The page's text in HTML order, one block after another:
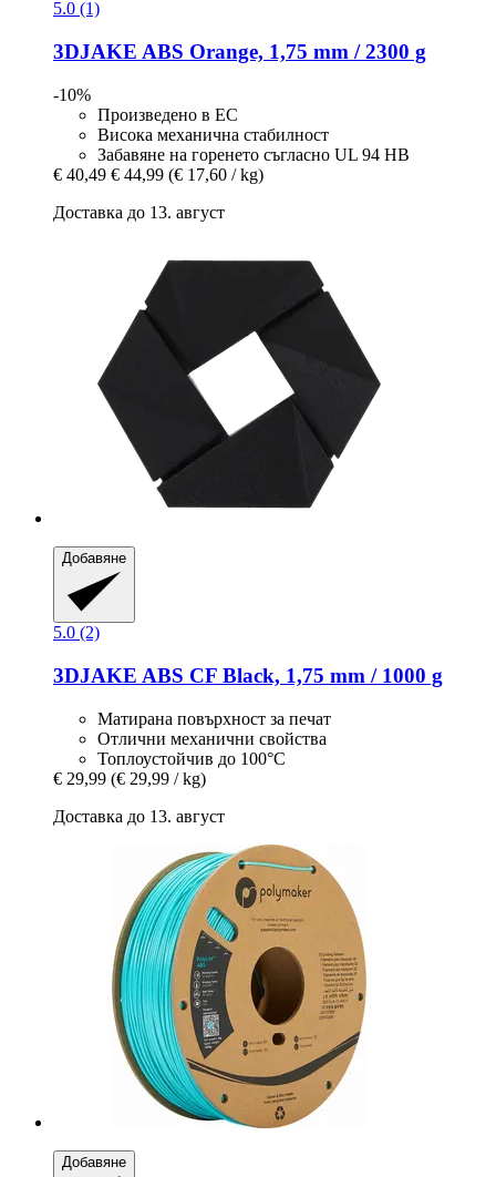
5.0 (1)
3DJAKE ABS Orange, 1,75 mm / 2300 g
-10%
Произведено в ЕС
Висока механична стабилност
Забавяне на горенето съгласно UL 94 HB
€ 40,49 € 44,99 (€ 17,60 / kg)
Доставка до 13. август
Добавяне
5.0 (2)
3DJAKE ABS CF Black, 1,75 mm / 1000 g
Матирана повърхност за печат
Отлични механични свойства
Топлоустойчив до 100°C
€ 29,99 (€ 29,99 / kg)
Доставка до 13. август
Добавяне